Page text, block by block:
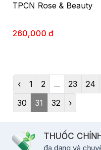
TPCN Rose & Beauty
260,000 đ
‹ 1 2 ... 23 24
30
31 32 ›
THUỐC
đa dạng và